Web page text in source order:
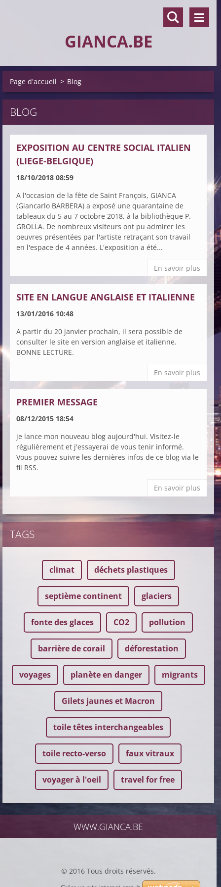
GIANCA.BE
Page d'accueil > Blog
BLOG
EXPOSITION AU CENTRE SOCIAL ITALIEN
(LIEGE-BELGIQUE)
18/10/2018 08:59
A l'occasion de la fête de Saint François, GIANCA
(Giancarlo BARBERA) a exposé une quarantaine de
tableaux du 5 au 7 octobre 2018, à la bibliothèque P.
GROLLA. De nombreux visiteurs ont pu admirer les
oeuvres présentées par l'artiste retraçant son travail
en l'espace de 4 années. L'exposition a été...
En savoir plus
SITE EN LANGUE ANGLAISE ET ITALIENNE
13/01/2016 10:48
A partir du 20 janvier prochain, il sera possible de
consulter le site en version anglaise et italienne.
BONNE LECTURE.
En savoir plus
PREMIER MESSAGE
08/12/2015 18:54
je lance mon nouveau blog aujourd'hui. Visitez-le
régulièrement et j'essayerai de vous tenir informé.
Vous pouvez suivre les dernières infos de ce blog via le
fil RSS.
En savoir plus
TAGS
climat déchets plastiques
septième continent glaciers
fonte des glaces CO2 pollution
barrière de corail déforestation
voyages planète en danger migrants
Gilets jaunes et Macron
toile têtes interchangeables
toile recto-verso faux vitraux
voyager à l'oeil travel for free
WWW.GIANCA.BE
© 2016 Tous droits réservés.